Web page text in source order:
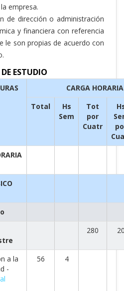
empresa.
de dirección o administración
y financiera con referencia
le son propias de acuerdo con
ESTUDIO
CARGA HORARIA
Total
Hs
Sem
Tot
por
Cuatr
280
a la
-
56 4